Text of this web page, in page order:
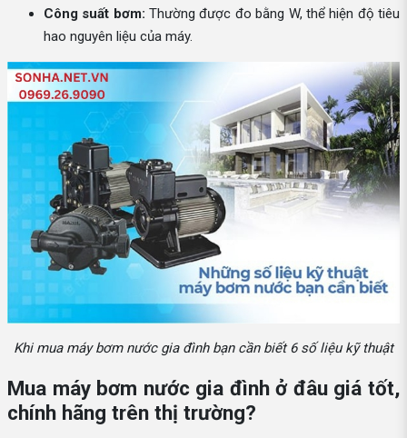
Công suất bơm: Thường được đo bằng W, thể hiện độ tiêu
hao nguyên liệu của máy.
Khi mua máy bơm nước gia đình bạn cần biết 6 số liệu kỹ thuật
Mua máy bơm nước gia đình ở đâu giá tốt,
chính hãng trên thị trường?